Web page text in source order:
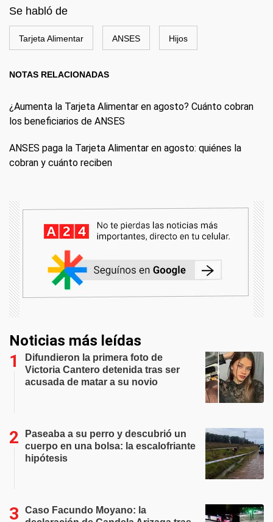
Se habló de
Tarjeta Alimentar ANSES Hijos
NOTAS RELACIONADAS
¿Aumenta la Tarjeta Alimentar en agosto? Cuánto cobran
los beneficiarios de ANSES
ANSES paga la Tarjeta Alimentar en agosto: quiénes la
cobran y cuánto reciben
Noticias más leídas
Difundieron la primera foto de
Victoria Cantero detenida tras ser
acusada de matar a su novio
Paseaba a su perro y descubrió un
cuerpo en una bolsa: la escalofriante
hipótesis
Caso Facundo Moyano: la